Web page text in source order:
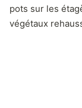
pots sur les
végétaux